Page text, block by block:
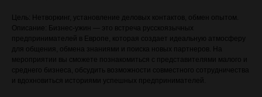
Цель: Нетворкинг, установление деловых контактов, обмен опытом.
Описание: Бизнес-ужин — это встреча русскоязычных
предпринимателей в Европе, которая создает идеальную атмосферу
для общения, обмена знаниями и поиска новых партнеров. На
мероприятии вы сможете познакомиться с представителями малого и
среднего бизнеса, обсудить возможности совместного сотрудничества
и вдохновиться историями успешных предпринимателей.